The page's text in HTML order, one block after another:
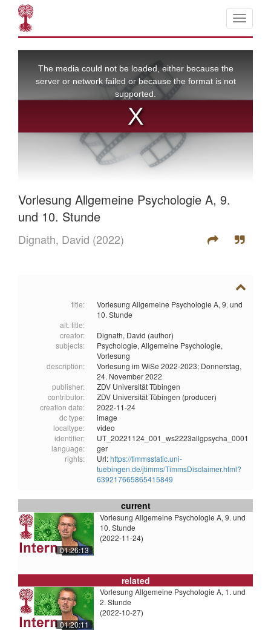
Vorlesung Allgemeine Psychologie A, 9.
und 10. Stunde
Dignath, David (2022)
title:
Vorlesung Allgemeine Psychologie A, 9. und
10. Stunde
alt. title:
creator:
Dignath, David (author)
subjects:
Psychologie, Allgemeine Psychologie,
Vorlesung
description:
Vorlesung im WiSe 2022-2023; Donnerstag,
24. November 2022
publisher:
ZDV Universität Tübingen
contributor:
ZDV Universität Tübingen (producer)
creation date:
2022-11-24
dc type:
image
localtype:
video
identifier:
UT_20221124_001_ws2223allgpsycha_0001
language:
ger
rights:
Url:https://timmsstatic.uni-
tuebingen.de/jtimms/TimmsDisclaimer.html?
639217665865415849
current
01:26:13
Vorlesung Allgemeine Psychologie A, 9. und
10. Stunde
(2022-11-24)
related
01:20:11
Vorlesung Allgemeine Psychologie A, 1. und
2. Stunde
(2022-10-27)